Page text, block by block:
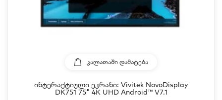
ᲙᲐᲚᲐᲗᲐᲨᲘ ᲓᲐᲛᲐᲢᲔᲑᲐ
Ინტერაქტიული Ეკრანი: Vivitek NovoDisplay
DK751 75" 4K UHD Android™ V7.1